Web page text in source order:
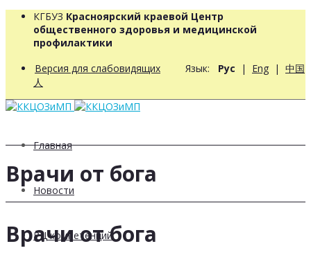
КГБУЗ Красноярский краевой Центр
общественного здоровья и медицинской
профилактики
Версия для слабовидящих Язык: Рус | Eng | 中国
人
Главная
Новости
РЦ компетенций
Врачи от бога
Врачи от бога